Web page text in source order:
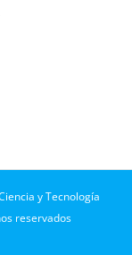
y Tecnología
reservados